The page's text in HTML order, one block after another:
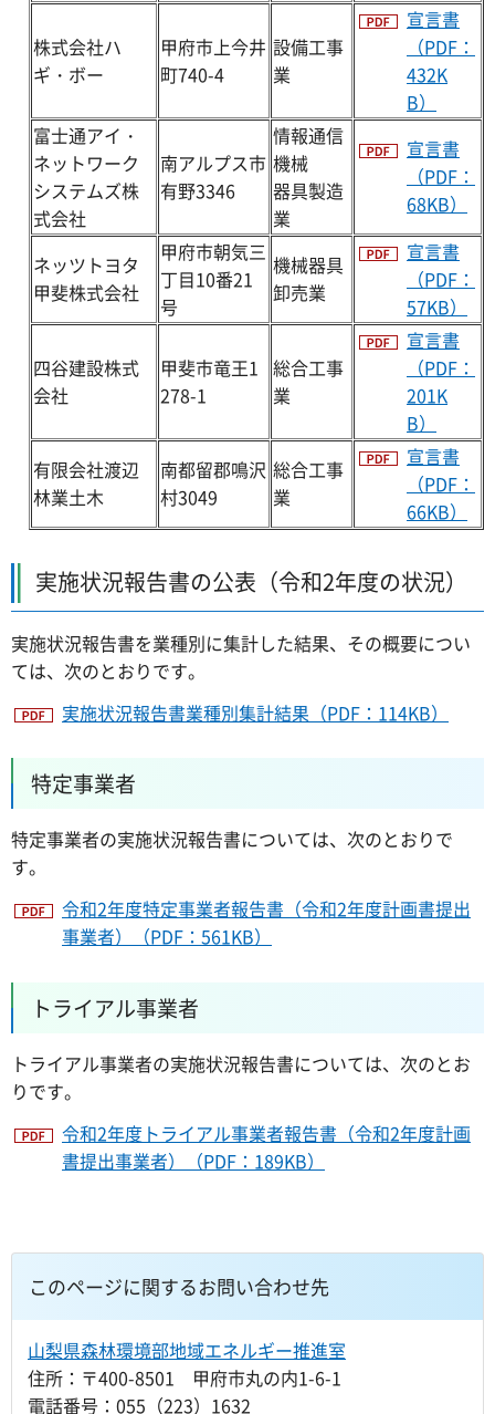
株式会社ハ
ギ・ボー
甲府市上今井
町740-4
設備工事
業
宣言書
（PDF：
432K
B）
富士通アイ・
ネットワーク
システムズ株
式会社
南アルプス市
有野3346
情報通信
機械
器具製造
業
宣言書
（PDF：
68KB）
ネッツトヨタ
甲斐株式会社
甲府市朝気三
丁目10番21
号
機械器具
卸売業
宣言書
（PDF：
57KB）
四谷建設株式
会社
甲斐市竜王1
278-1
総合工事
業
宣言書
（PDF：
201K
B）
有限会社渡辺
林業土木
南都留郡鳴沢
村3049
総合工事
業
宣言書
（PDF：
66KB）
実施状況報告書の公表（令和2年度の状況）
実施状況報告書を業種別に集計した結果、その概要につい
ては、次のとおりです。
実施状況報告書業種別集計結果（PDF：114KB）
特定事業者
特定事業者の実施状況報告書については、次のとおりで
す。
令和2年度特定事業者報告書（令和2年度計画書提出
事業者）（PDF：561KB）
トライアル事業者
トライアル事業者の実施状況報告書については、次のとお
りです。
令和2年度トライアル事業者報告書（令和2年度計画
書提出事業者）（PDF：189KB）
このページに関するお問い合わせ先
山梨県森林環境部地域エネルギー推進室
住所：〒400-8501 甲府市丸の内1-6-1
電話番号：055（223）1632